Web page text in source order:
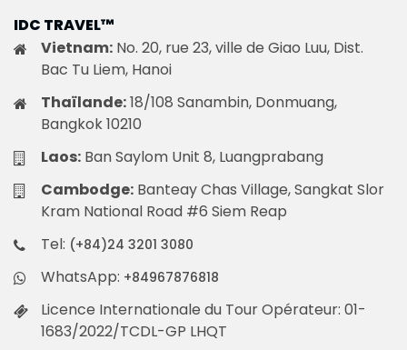
IDC TRAVEL™
Vietnam: No. 20, rue 23, ville de Giao Luu, Dist.
Bac Tu Liem, Hanoi
Thaïlande:18/108 Sanambin, Donmuang,
Bangkok 10210
Laos: Ban Saylom Unit 8, Luangprabang
Cambodge: Banteay Chas Village, Sangkat Slor
Kram National Road #6 Siem Reap
Tel: (+84)24 3201 3080
WhatsApp: +84967876818
Licence Internationale du Tour Opérateur: 01-
1683/2022/TCDL-GP LHQT